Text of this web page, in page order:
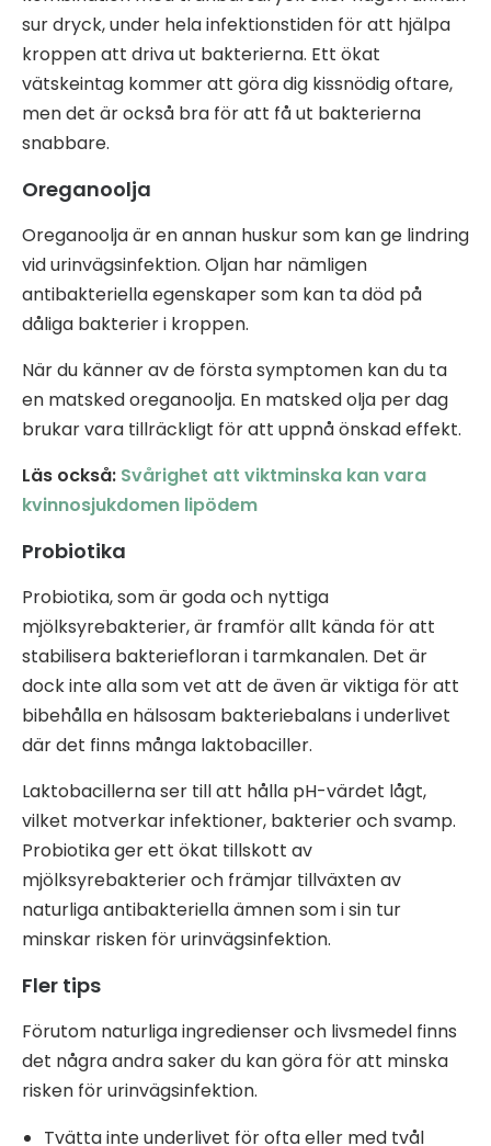
sur dryck, under hela infektionstiden för att hjälpa
kroppen att driva ut bakterierna. Ett ökat
vätskeintag kommer att göra dig kissnödig oftare,
men det är också bra för att få ut bakterierna
snabbare.
Oreganoolja
Oreganoolja är en annan huskur som kan ge lindring
vid urinvägsinfektion. Oljan har nämligen
antibakteriella egenskaper som kan ta död på
dåliga bakterier i kroppen.
När du känner av de första symptomen kan du ta
en matsked oreganoolja. En matsked olja per dag
brukar vara tillräckligt för att uppnå önskad effekt.
Läs också: Svårighet att viktminska kan vara
kvinnosjukdomen lipödem
Probiotika
Probiotika, som är goda och nyttiga
mjölksyrebakterier, är framför allt kända för att
stabilisera bakteriefloran i tarmkanalen. Det är
dock inte alla som vet att de även är viktiga för att
bibehålla en hälsosam bakteriebalans i underlivet
där det finns många laktobaciller.
Laktobacillerna ser till att hålla pH-värdet lågt,
vilket motverkar infektioner, bakterier och svamp.
Probiotika ger ett ökat tillskott av
mjölksyrebakterier och främjar tillväxten av
naturliga antibakteriella ämnen som i sin tur
minskar risken för urinvägsinfektion.
Fler tips
Förutom naturliga ingredienser och livsmedel finns
det några andra saker du kan göra för att minska
risken för urinvägsinfektion.
Tvätta inte underlivet för ofta eller med tvål